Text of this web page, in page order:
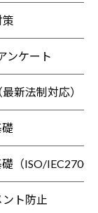
ンケート
新法制対応）
（ISO/
ト防止